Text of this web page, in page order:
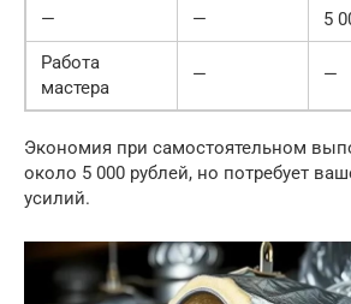
— —
5
Работа
мастера
— —
Экономия при самостоятельном
около 5 000 рублей, но потребует
усилий.